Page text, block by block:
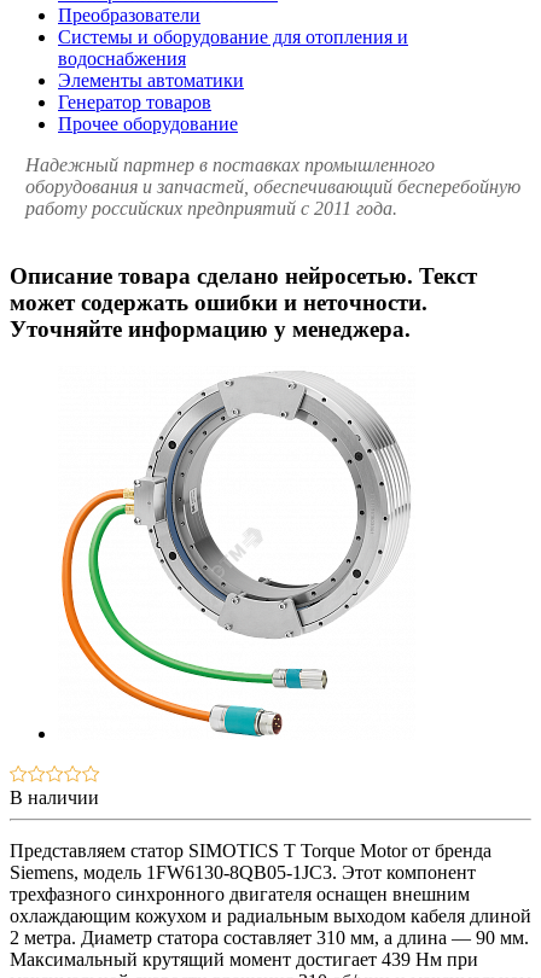
Преобразователи
Системы и оборудование для отопления и
водоснабжения
Элементы автоматики
Генератор товаров
Прочее оборудование
Надежный партнер в поставках промышленного
оборудования и запчастей, обеспечивающий бесперебойную
работу российских предприятий с 2011 года.
Описание товара сделано нейросетью. Текст
может содержать ошибки и неточности.
Уточняйте информацию у менеджера.
В наличии
Представляем статор SIMOTICS T Torque Motor от бренда
Siemens, модель 1FW6130-8QB05-1JC3. Этот компонент
трехфазного синхронного двигателя оснащен внешним
охлаждающим кожухом и радиальным выходом кабеля длиной
2 метра. Диаметр статора составляет 310 мм, а длина — 90 мм.
Максимальный крутящий момент достигает 439 Нм при